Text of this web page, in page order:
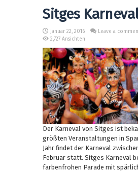
Sitges
Januar 22, 2016
Leave a
2,727 Ansichten
Der Karneval von Sitges ist
größten Veranstaltungen in
Jahr findet der Karneval
Februar statt. Sitges Karneval
farbenfrohen Parade mit